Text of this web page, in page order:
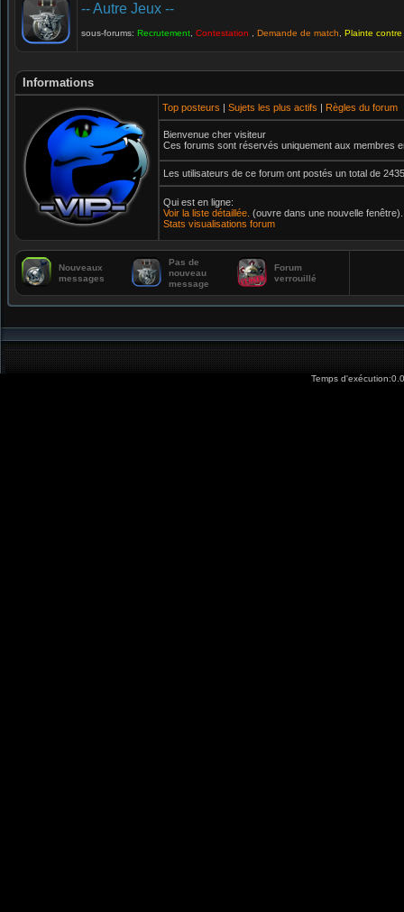
-- Autre Jeux --
sous-forums: Recrutement Contestation Demande de match Plainte contre
Informations
Top posteurs | Sujets les plus actifs | Règles du forum
Bienvenue cher visiteur
Ces forums sont réservés uniquement aux membres
Les utilisateurs de ce forum ont postés un total de
Qui est en ligne:
Voir la liste détaillée. (ouvre dans une nouvelle fenêtre).
Stats visualisations forum
Nouveaux
messages
Pas de
nouveau
message
Forum
verrouillé
Temps